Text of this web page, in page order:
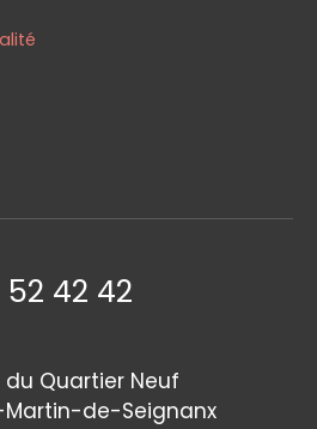
42 42
du Quartier Neuf
de-Seignanx